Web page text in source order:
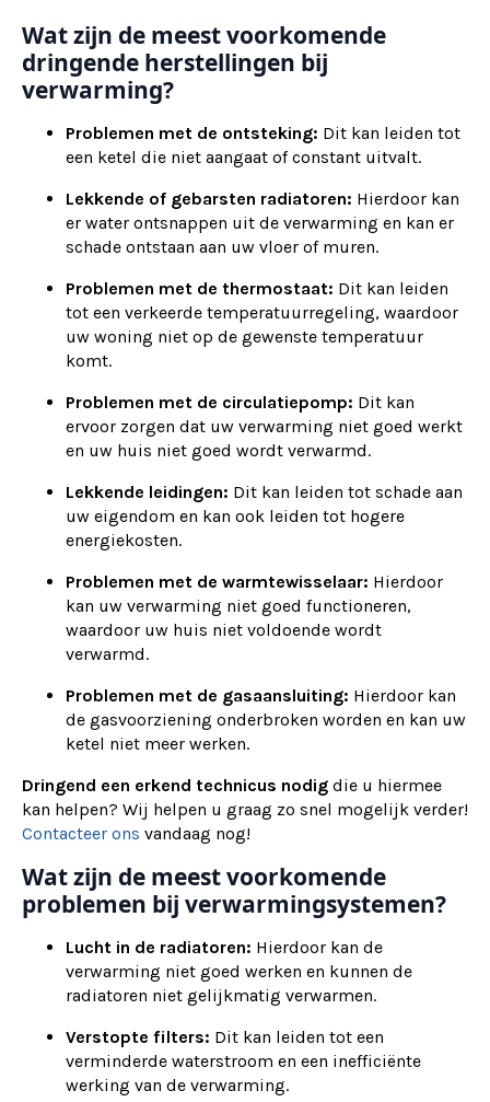
Wat zijn de meest voorkomende
dringende herstellingen bij
verwarming?
Problemen met de ontsteking: Dit kan leiden tot
een ketel die niet aangaat of constant uitvalt.
Lekkende of gebarsten radiatoren: Hierdoor kan
er water ontsnappen uit de verwarming en kan er
schade ontstaan aan uw vloer of muren.
Problemen met de thermostaat: Dit kan leiden
tot een verkeerde temperatuurregeling, waardoor
uw woning niet op de gewenste temperatuur
komt.
Problemen met de circulatiepomp: Dit kan
ervoor zorgen dat uw verwarming niet goed werkt
en uw huis niet goed wordt verwarmd.
Lekkende leidingen: Dit kan leiden tot schade aan
uw eigendom en kan ook leiden tot hogere
energiekosten.
Problemen met de warmtewisselaar: Hierdoor
kan uw verwarming niet goed functioneren,
waardoor uw huis niet voldoende wordt
verwarmd.
Problemen met de gasaansluiting: Hierdoor kan
de gasvoorziening onderbroken worden en kan uw
ketel niet meer werken.
Dringend een erkend technicus nodig die u hiermee
kan helpen? Wij helpen u graag zo snel mogelijk verder!
Contacteer ons vandaag nog!
Wat zijn de meest voorkomende
problemen bij verwarmingsystemen?
Lucht in de radiatoren: Hierdoor kan de
verwarming niet goed werken en kunnen de
radiatoren niet gelijkmatig verwarmen.
Verstopte filters: Dit kan leiden tot een
verminderde waterstroom en een inefficiënte
werking van de verwarming.